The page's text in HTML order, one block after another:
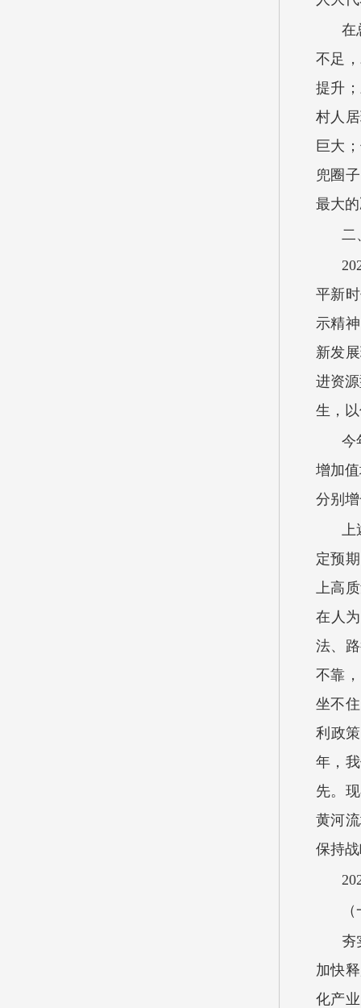
在
不足
提升
村人
巨大
兜圈
最大
二
平新
示精
新发
进资
生，
今
增加
分别
上
定预
上高
在人
法、
不靠
坐不
利政
年，
先。
黄河
保持
夯
加快
化产